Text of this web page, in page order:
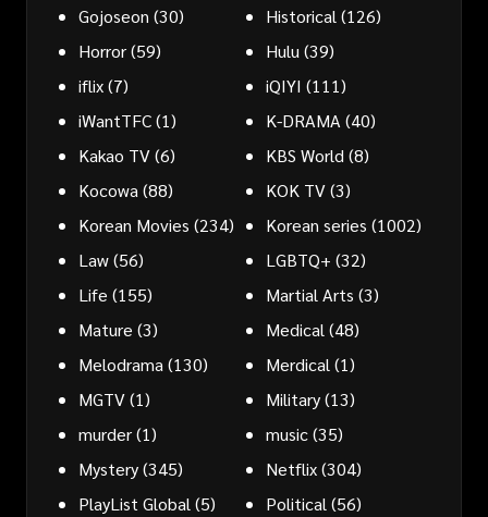
Gojoseon (30) Historical (126)
Horror(59) Hulu (39)
iflix(7) iQIYI (111)
iWantTFC(1) K-DRAMA (40)
Kakao TV(6) KBS World (8)
Kocowa (88) KOK TV(3)
Korean Movies (234) Korean series (1002)
Law(56) LGBTQ+ (32)
Life (155) Martial Arts (3)
Mature (3) Medical (48)
Melodrama (130) Merdical (1)
MGTV(1) Military(13)
murder(1) music(35)
Mystery(345) Netflix(304)
PlayList Global (5) Political (56)